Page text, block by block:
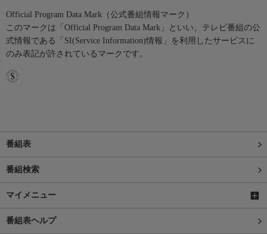
Official Program Data Mark（公式番組情報マーク）
このマークは「Official Program Data Mark」といい、テレビ番組の公
式情報である「SI(Service Information)情報」を利用したサービスに
のみ表記が許されているマークです。
番組表
番組検索
マイメニュー
番組表ヘルプ